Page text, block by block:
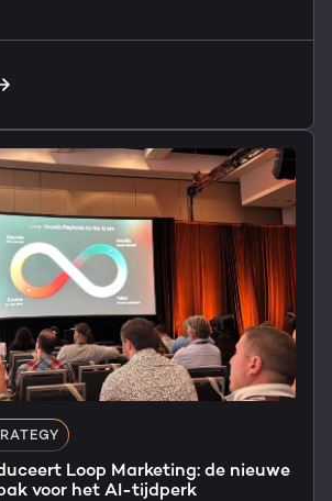
Loop Marketing: de nieuwe
voor het AI-tijdperk